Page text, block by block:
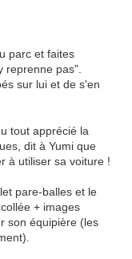
parc et faites
reprenne pas".
sur lui et de s'en
tout apprécié la
dit à Yumi que
à utiliser sa voiture !
pare-balles et le
+ images
son équipière (les